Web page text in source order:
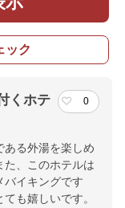
ック
くホテ
0
ある外湯を楽しめ
た、このホテルは
バイキングです
も嬉しいです。